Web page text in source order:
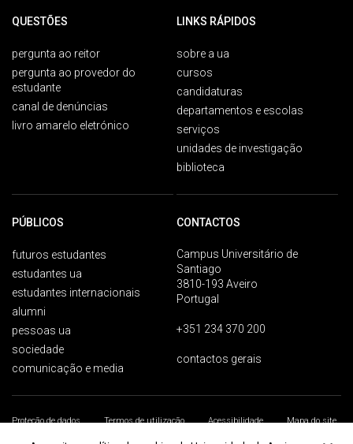
QUESTÕES
pergunta ao reitor
pergunta ao provedor do
estudante
canal de denúncias
livro amarelo eletrónico
LINKS RÁPIDOS
sobre a ua
cursos
candidaturas
departamentos e escolas
serviços
unidades de investigação
biblioteca
PÚBLICOS
futuros estudantes
estudantes ua
estudantes internacionais
alumni
pessoas ua
sociedade
comunicação e media
CONTACTOS
Campus Universitário de
Santiago
3810-193 Aveiro
Portugal
+351 234 370 200
contactos gerais
Proteção de dados Termos de utilização Acessibilidade
Mapa do site
Universidade de Aveiro 2026